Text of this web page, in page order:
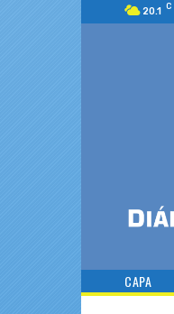
20.1 C
CAPA